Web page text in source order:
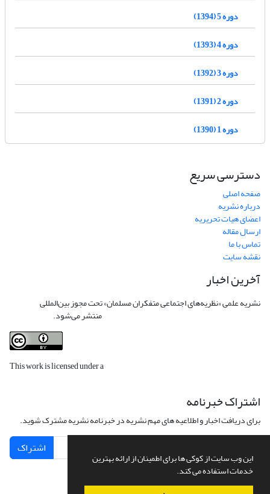
این وب سایت از کوکی ها برای اطمینان از ارائه بهترین
خدمات استفاده می کند.
دوره 5 (1394)
دوره 4 (1393)
دوره 3 (1392)
دوره 2 (1391)
دوره 1 (1390)
دسترسی سریع
صفحه اصلی
درباره نشریه
اعضای هیات تحریریه
ارسال مقاله
تماس با ما
نقشه سایت
آخرین اخبار
نشریه علمی «نظریه‌های اجتماعی متفکران مسلمان» تحت مجوز بین‌المللی
منتشر می‌شود.
This work is licensed under a
اشتراک خبرنامه
برای دریافت اخبار و اطلاعیه های مهم نشریه در خبرنامه نشریه مشترک شوید.
اشتراک